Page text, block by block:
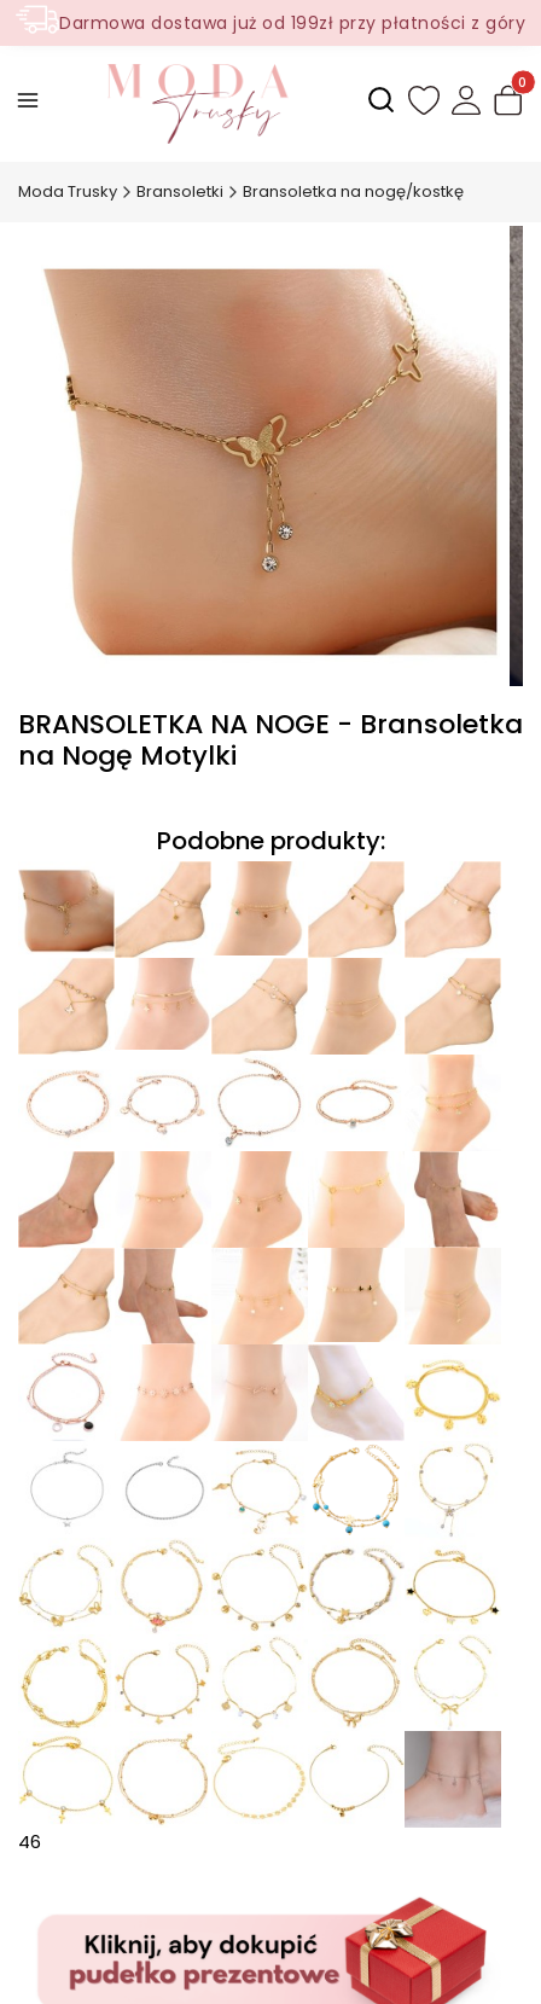
Darmowa dostawa już od 199zł przy płatności z góry
Otwórz
Moda Trusky Bransoletki Bransoletka na nogę/kostkę
BRANSOLETKA NA NOGE - Bransoletka
na Nogę Motylki
Podobne produkty:
46